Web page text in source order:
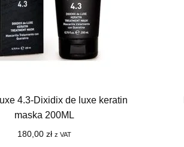
4.3-Dixidix de luxe keratin
maska 200ML
180,00 zł z VAT